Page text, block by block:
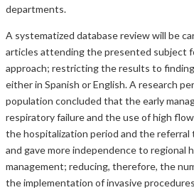
departments.
A systematized database review will be
articles attending the presented subject
approach; restricting the results to
either in Spanish or English. A research
population concluded that the early
respiratory failure and the use of high
the hospitalization period and the referral
and gave more independence to regional
management; reducing, therefore, the
the implementation of invasive